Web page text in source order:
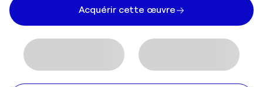
Acquérir cette œuvre